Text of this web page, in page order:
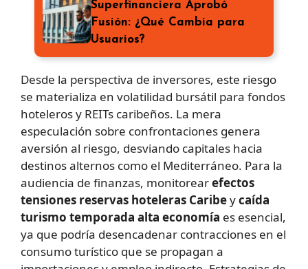
Superfinanciera Aprobó
Fusión: ¿Qué Cambia para
Usuarios?
Desde la perspectiva de inversores, este riesgo
se materializa en volatilidad bursátil para fondos
hoteleros y REITs caribeños. La mera
especulación sobre confrontaciones genera
aversión al riesgo, desviando capitales hacia
destinos alternos como el Mediterráneo. Para la
audiencia de finanzas, monitorearefectos
tensiones reservas hoteleras Caribeycaída
turismo temporada alta economía es esencial,
ya que podría desencadenar contracciones en el
consumo turístico que se propagan a